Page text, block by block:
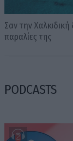
Σαν την
παραλίες της
PODCASTS